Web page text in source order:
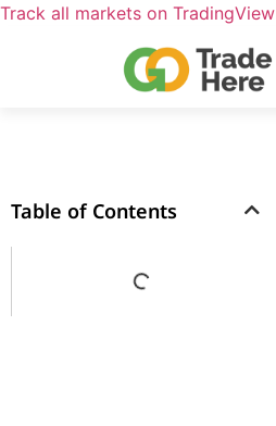
Track all markets on TradingView
Table of Contents